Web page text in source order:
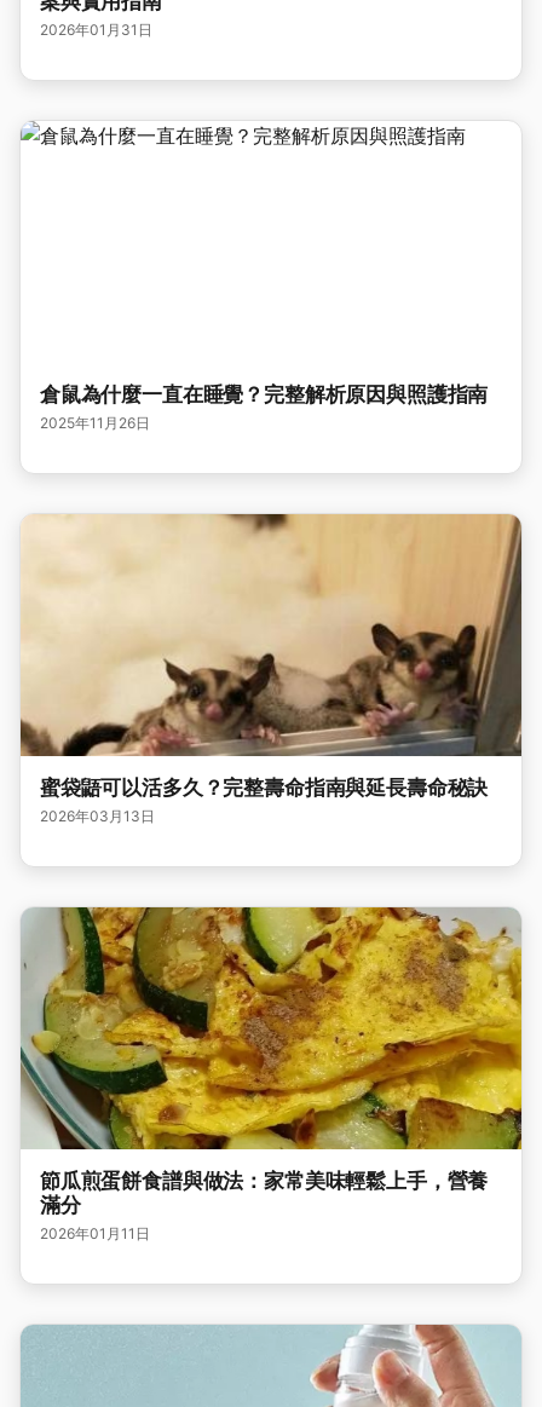
2026年01月31日
倉鼠為什麼一直在睡覺？完整解析原因與照護指南
2025年11月26日
蜜袋鼯可以活多久？完整壽命指南與延長壽命秘訣
2026年03月13日
節瓜煎蛋餅食譜與做法：家常美味輕鬆上手，營養
滿分
2026年01月11日